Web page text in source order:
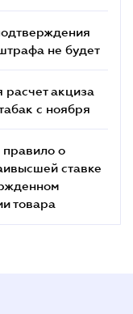
не будет
расчет акциза
с ноября
правило о
ставке
товара